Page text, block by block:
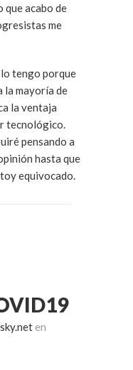
que acabo de
me
tengo porque
la mayoría de
la ventaja
tecnológico.
pensando a
hasta que
equivocado.
en